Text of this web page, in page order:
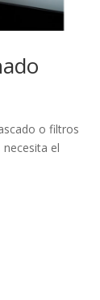
o filtros
el